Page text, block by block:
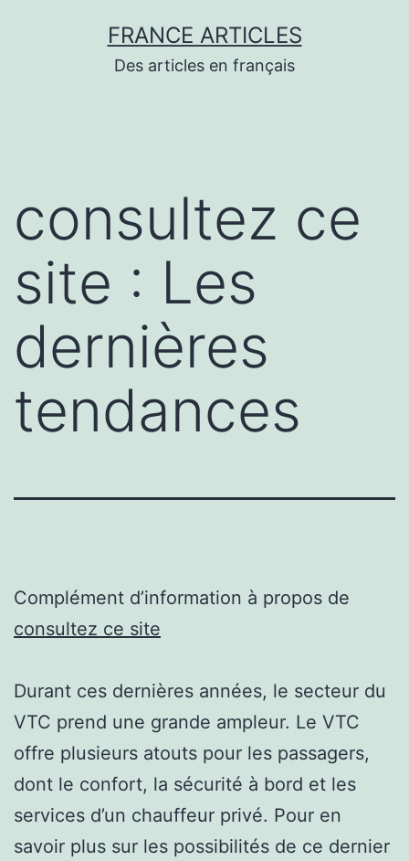
FRANCE ARTICLES
Des articles en français
consultez ce
site : Les
dernières
tendances
Complément d’information à propos de
consultez ce site
Durant ces dernières années, le secteur du
VTC prend une grande ampleur. Le VTC
offre plusieurs atouts pour les passagers,
dont le confort, la sécurité à bord et les
services d’un chauffeur privé. Pour en
savoir plus sur les possibilités de ce dernier